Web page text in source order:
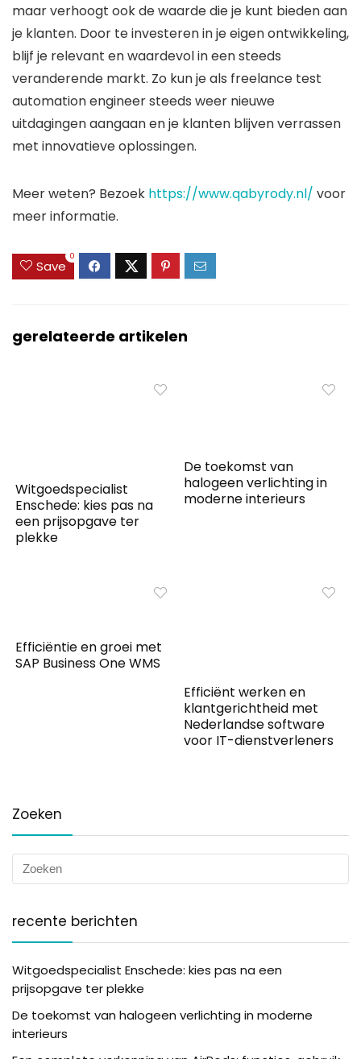
maar verhoogt ook de waarde die je kunt bieden aan
je klanten. Door te investeren in je eigen ontwikkeling,
blijf je relevant en waardevol in een steeds
veranderende markt. Zo kun je als freelance test
automation engineer steeds weer nieuwe
uitdagingen aangaan en je klanten blijven verrassen
met innovatieve oplossingen.
Meer weten? Bezoek https://www.qabyrody.nl/ voor
meer informatie.
Save
0
gerelateerde artikelen
Witgoedspecialist
Enschede: kies pas na
een prijsopgave ter
plekke
De toekomst van
halogeen verlichting in
moderne interieurs
Efficiëntie en groei met
SAP Business One WMS
Efficiënt werken en
klantgerichtheid met
Nederlandse software
voor IT-dienstverleners
Zoeken
recente berichten
Witgoedspecialist Enschede: kies pas na een
prijsopgave ter plekke
De toekomst van halogeen verlichting in moderne
interieurs